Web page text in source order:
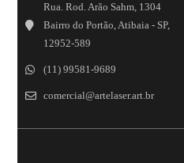
Rua. Rod. Arão Sahm, 1304
Bairro do Portão, Atibaia - SP,
12952-589
(11) 99581-9689
comercial@artelaser.art.br